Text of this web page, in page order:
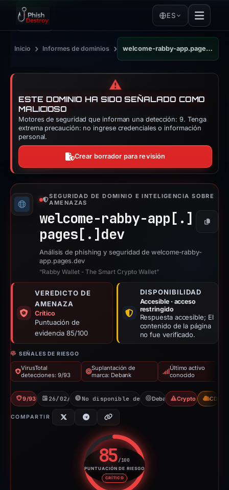
ES
Inicio › Informes de dominios › welcome-rabby-app.pages.dev
⚠️
ESTE DOMINIO HA SIDO SEÑALADO COMO
MALICIOSO
Motores de seguridad que informan una detección: 9. Tenga
extrema precaución: no ingrese credenciales o información
personal.
Crear borrador para revisión
SEGURIDAD DE DOMINIO E INTELIGENCIA SOBRE
AMENAZAS
welcome-rabby-app[.]
pages[.] dev
Copiar
Análisis de phishing y seguridad de welcome-rabby-
app.pages.dev
“Rabby Wallet - The Smart Crypto Wallet”
VEREDICTO DE
AMENAZA
Crítico
Puntuación de
evidencia 85/100
DISPONIBILIDAD
Accesible · acceso
restringido
Respuesta accesible; El
contenido de la página
no fue verificado.
SEÑALES DE RIESGO
VirusTotal
detecciones: 9/93
Suplantación de
marca: Debank
Último activo
conocido
9/93 VT 26/02/2026No disponible desde 03/06/2026
Debank Crypto ScamCDN
COMPARTIR
85/100
PUNTUACIÓN DE RIESGO
CRÍTICO
Puntuación de riesgo: 85